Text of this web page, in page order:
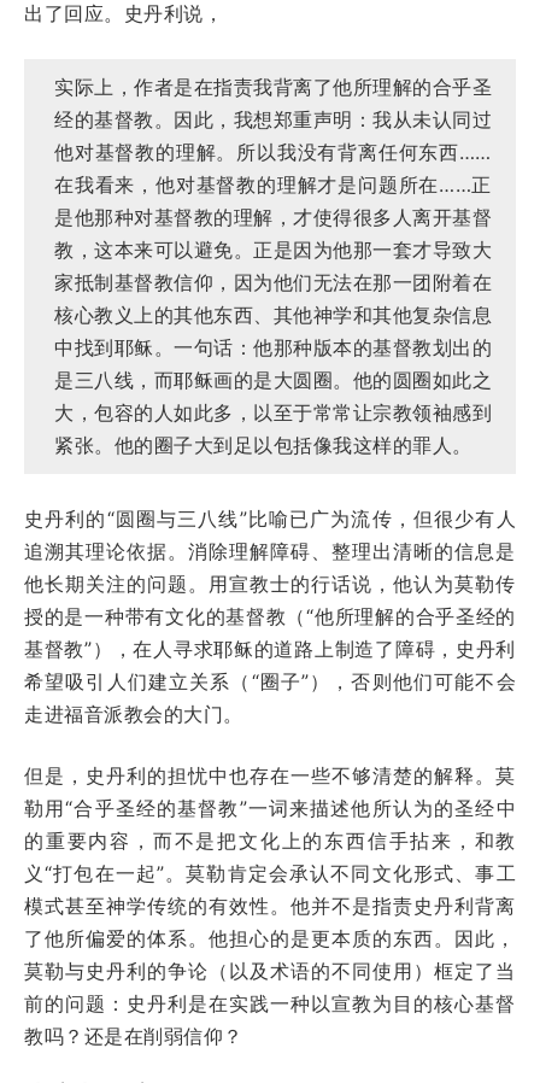
出了回应。史丹利说，
实际上，作者是在指责我背离了他所理解的合乎圣
经的基督教。因此，我想郑重声明：我从未认同过
他对基督教的理解。所以我没有背离任何东西……
在我看来，他对基督教的理解才是问题所在……正
是他那种对基督教的理解，才使得很多人离开基督
教，这本来可以避免。正是因为他那一套才导致大
家抵制基督教信仰，因为他们无法在那一团附着在
核心教义上的其他东西、其他神学和其他复杂信息
中找到耶稣。一句话：他那种版本的基督教划出的
是三八线，而耶稣画的是大圆圈。他的圆圈如此之
大，包容的人如此多，以至于常常让宗教领袖感到
紧张。他的圈子大到足以包括像我这样的罪人。
史丹利的“圆圈与三八线”比喻已广为流传，但很少有人
追溯其理论依据。消除理解障碍、整理出清晰的信息是
他长期关注的问题。用宣教士的行话说，他认为莫勒传
授的是一种带有文化的基督教（“他所理解的合乎圣经的
基督教”），在人寻求耶稣的道路上制造了障碍，史丹利
希望吸引人们建立关系（“圈子”），否则他们可能不会
走进福音派教会的大门。
但是，史丹利的担忧中也存在一些不够清楚的解释。莫
勒用“合乎圣经的基督教”一词来描述他所认为的圣经中
的重要内容，而不是把文化上的东西信手拈来，和教
义“打包在一起”。莫勒肯定会承认不同文化形式、事工
模式甚至神学传统的有效性。他并不是指责史丹利背离
了他所偏爱的体系。他担心的是更本质的东西。因此，
莫勒与史丹利的争论（以及术语的不同使用）框定了当
前的问题：史丹利是在实践一种以宣教为目的核心基督
教吗？还是在削弱信仰？